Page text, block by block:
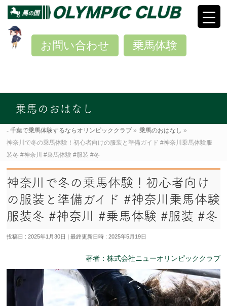
乗馬体験
お問い合わせ
乗馬のおはなし
千葉で乗馬体験するならオリンピッククラブ » 乗馬のおはなし »
神奈川で冬の乗馬体験！初心者向けの服装と準備ガイド #神奈川乗馬体験服
装冬 #神奈川 #乗馬体験 #服装 #冬
神奈川で冬の乗馬体験！初心者向け
の服装と準備ガイド #神奈川乗馬体験
服装冬 #神奈川 #乗馬体験 #服装 #冬
投稿日 : 2025年1月30日 最終更新日時 : 2025年5月19日
著者：株式会社ニューオリンピッククラブ